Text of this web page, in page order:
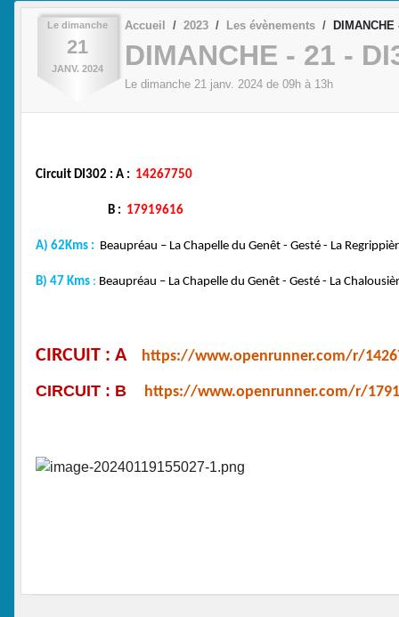
Le dimanche
21
JANV. 2024
Accueil 2023 Les évènements
DIMANCHE - 21 -
Le dimanche 21 janv. 2024 de 09h à 13h
Circuit DI302 : A : 14267750
B : 17919616
A) 62Kms : Beaupréau – La Chapelle du Genêt - Gesté - La
B) 47 Kms : Beaupréau – La Chapelle du Genêt - Gesté - La
CIRCUIT : A https://www.openrunner.com/r/
CIRCUIT : B https://www.openrunner.com/r/